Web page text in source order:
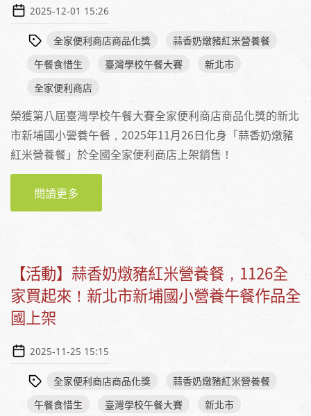
2025-12-01 15:26
全家便利商店商品化獎
蒜香奶燉豬紅米營養餐
午餐食惜生
臺灣學校午餐大賽
新北市
全家便利商店
榮獲第八屆臺灣學校午餐大賽全家便利商店商品化獎的新北
市新埔國小營養午餐，2025年11月26日化身「蒜香奶燉豬
紅米營養餐」於全國全家便利商店上架銷售！
閱讀更多
豬紅米營養餐」11月26日的各種開箱照
【活動】蒜香奶燉豬紅米營養餐，1126全
家買起來！新北市新埔國小營養午餐作品全
國上架
2025-11-25 15:15
全家便利商店商品化獎
蒜香奶燉豬紅米營養餐
午餐食惜生
臺灣學校午餐大賽 新北市